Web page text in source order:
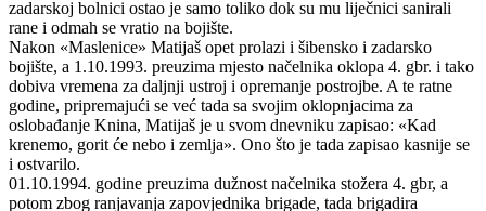
zadarskoj bolnici ostao je samo toliko dok su mu liječnici sanirali
rane i odmah se vratio na bojište.
Nakon «Maslenice» Matijaš opet prolazi i šibensko i zadarsko
bojište, a 1.10.1993. preuzima mjesto načelnika oklopa 4. gbr. i tako
dobiva vremena za daljnji ustroj i opremanje postrojbe. A te ratne
godine, pripremajući se već tada sa svojim oklopnjacima za
oslobađanje Knina, Matijaš je u svom dnevniku zapisao: «Kad
krenemo, gorit će nebo i zemlja». Ono što je tada zapisao kasnije se
i ostvarilo.
01.10.1994. godine preuzima dužnost načelnika stožera 4. gbr, a
potom zbog ranjavanja zapovjednika brigade, tada brigadira